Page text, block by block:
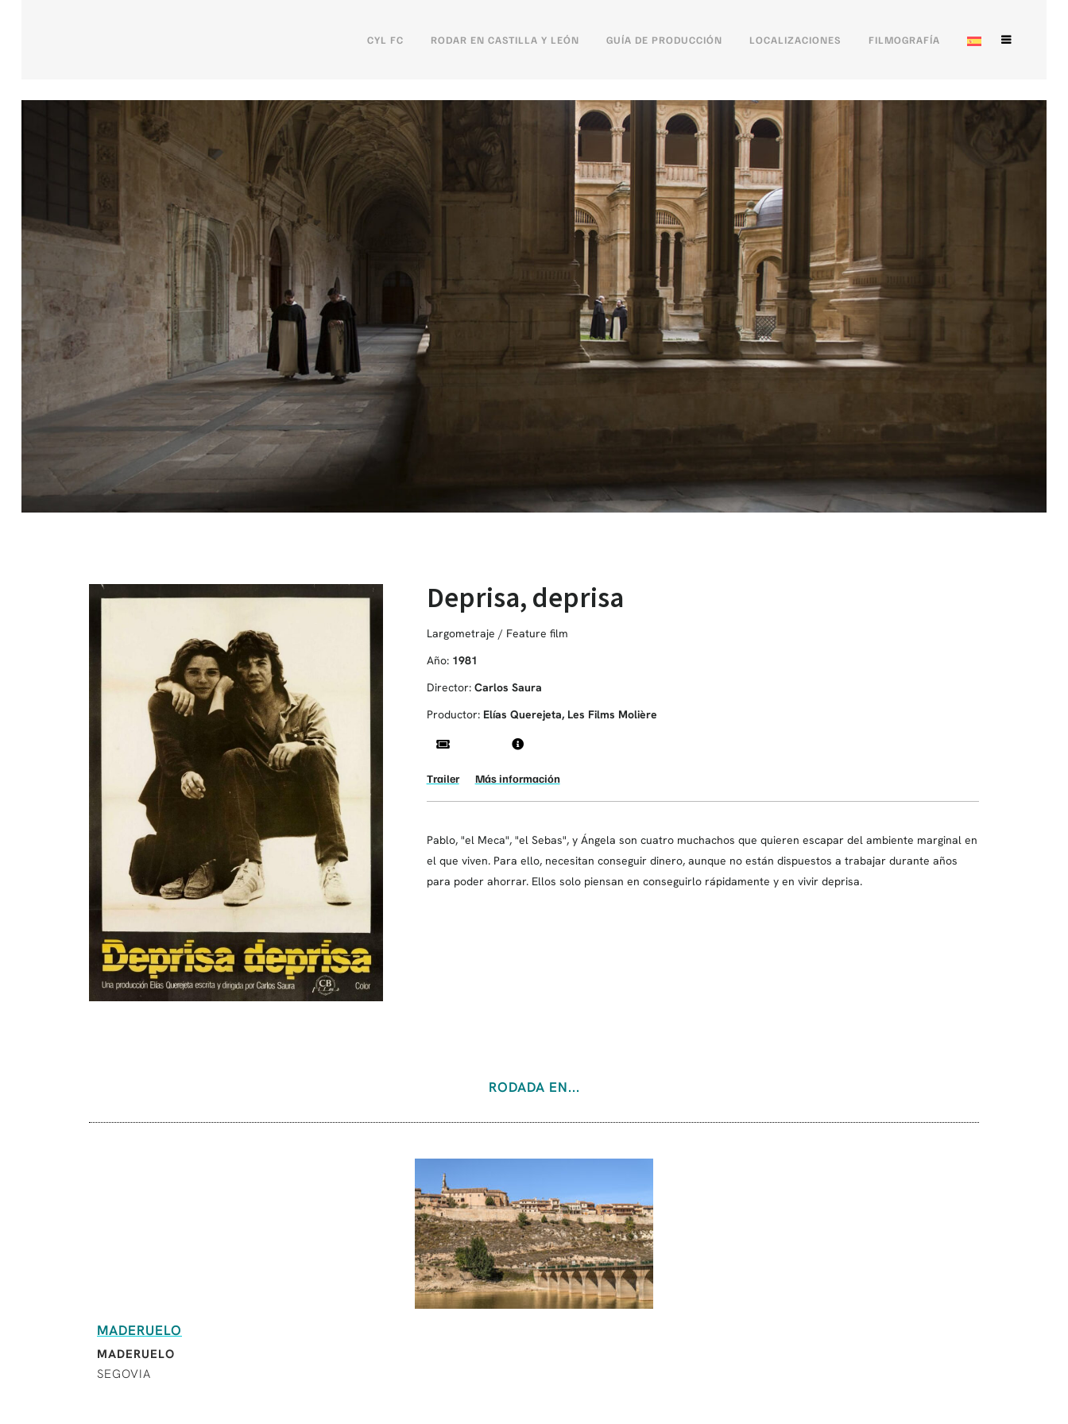
CYL FC RODAR EN CASTILLA Y LEÓN GUÍA DE PRODUCCIÓN LOCALIZACIONES FILMOGRAFÍA
Deprisa, deprisa
Largometraje / Feature film
Año: 1981
Director: Carlos Saura
Productor: Elías Querejeta, Les Films Molière
Trailer Más información
Pablo, "el Meca", "el Sebas", y Ángela son cuatro muchachos que quieren escapar del ambiente marginal en
el que viven. Para ello, necesitan conseguir dinero, aunque no están dispuestos a trabajar durante años
para poder ahorrar. Ellos solo piensan en conseguirlo rápidamente y en vivir deprisa.
RODADA EN...
MADERUELO
MADERUELO
SEGOVIA